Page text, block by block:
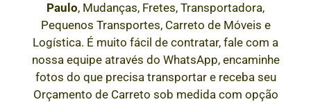
Paulo, Mudanças, Fretes, Transportadora,
Pequenos Transportes, Carreto de Móveis e
Logística. É muito fácil de contratar, fale com a
nossa equipe através do WhatsApp, encaminhe
fotos do que precisa transportar e receba seu
Orçamento de Carreto sob medida com opção